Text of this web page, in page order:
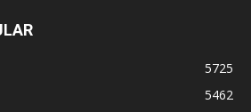
5725
5462